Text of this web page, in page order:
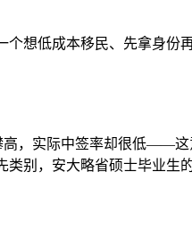
想低成本移民、先拿身份
，实际中签率却很低——
别，安大略省硕士毕业生